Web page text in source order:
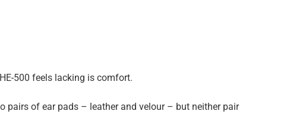
500 feels lacking is comfort.
pairs of ear pads – leather and velour – but neither pair